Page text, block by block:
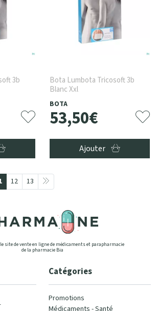
3b
Bota Lumbota Tricosoft 3b
Blanc Xxl
BOTA
53,50€
Ajouter
12 13
site de vente en ligne de médicaments et parapharmacie
de la pharmacie Bia
Catégories
Promotions